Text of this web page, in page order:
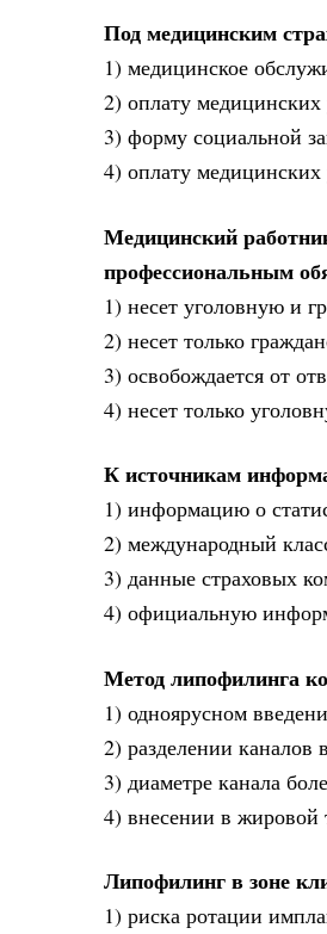
Под медицинским
1) медицинское
2) оплату медицинских
3) форму социальной
4) оплату медицинских
Медицинский
профессиональным
1) несет уголовную и
2) несет только
3) освобождается от
4) несет только
К источникам
1) информацию о
2) международный
3) данные страховых
4) официальную
Метод липофилинга
1) одноярусном
2) разделении каналов
3) диаметре канала
4) внесении в жировой
Липофилинг в зоне
1) риска ротации